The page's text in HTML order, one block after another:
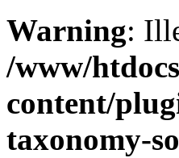
Warning:
/www/
content/
taxonomy-